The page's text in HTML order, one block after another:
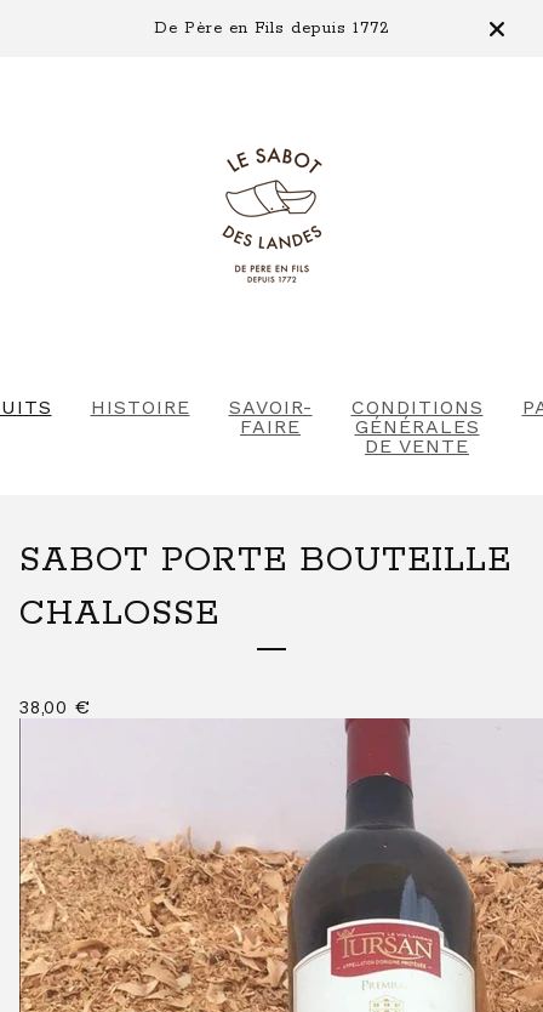
De Père en Fils depuis 1772
HISTOIRE
SAVOIR-
FAIRE
CONDITIONS
GÉNÉRALES
DE VENTE
SABOT PORTE BOUTEILLE
CHALOSSE
38,00 €